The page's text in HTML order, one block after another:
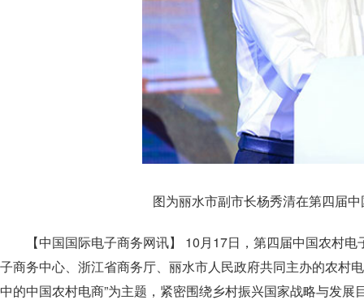
图为丽水市副市长杨秀清在第四届
【中国国际电子商务网讯】 10月17日，第四届中国农村
子商务中心、浙江省商务厅、丽水市人民政府共同主办的农村
中的中国农村电商”为主题，紧密围绕乡村振兴国家战略与发